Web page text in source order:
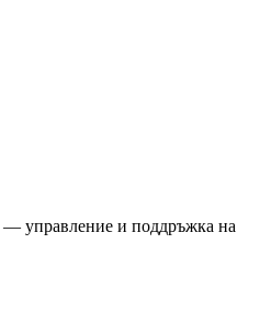
— управление и поддръжка на